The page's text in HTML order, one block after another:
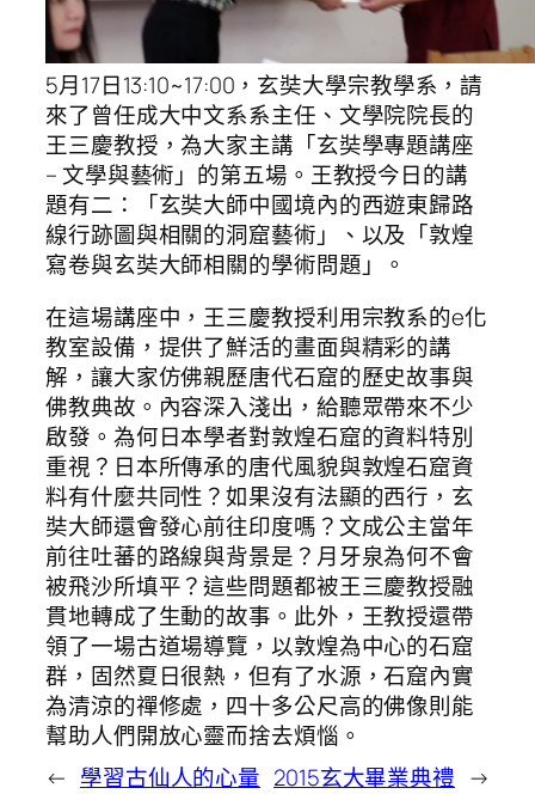
5月17日13:10~17:00，玄奘大學宗教學系，請
來了曾任成大中文系系主任、文學院院長的
王三慶教授，為大家主講「玄奘學專題講座
– 文學與藝術」的第五場。王教授今日的講
題有二：「玄奘大師中國境內的西遊東歸路
線行跡圖與相關的洞窟藝術」、以及「敦煌
寫卷與玄奘大師相關的學術問題」。
在這場講座中，王三慶教授利用宗教系的e化
教室設備，提供了鮮活的畫面與精彩的講
解，讓大家仿佛親歷唐代石窟的歷史故事與
佛教典故。內容深入淺出，給聽眾帶來不少
啟發。為何日本學者對敦煌石窟的資料特別
重視？日本所傳承的唐代風貌與敦煌石窟資
料有什麼共同性？如果沒有法顯的西行，玄
奘大師還會發心前往印度嗎？文成公主當年
前往吐蕃的路線與背景是？月牙泉為何不會
被飛沙所填平？這些問題都被王三慶教授融
貫地轉成了生動的故事。此外，王教授還帶
領了一場古道場導覽，以敦煌為中心的石窟
群，固然夏日很熱，但有了水源，石窟內實
為清涼的禪修處，四十多公尺高的佛像則能
幫助人們開放心靈而捨去煩惱。
← 學習古仙人的心量 2015玄大畢業典禮 →